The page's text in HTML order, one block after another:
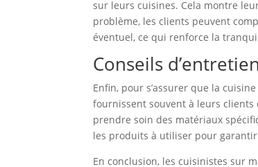
sur leurs cuisines. Cela montre
problème, les clients peuvent
éventuel, ce qui renforce la
Conseils d’entretien
Enfin, pour s’assurer que la
fournissent souvent à leurs clients
prendre soin des matériaux
les produits à utiliser pour
En conclusion, les cuisinistes sur